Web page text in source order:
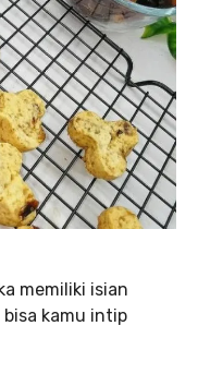
memiliki isian
kamu intip